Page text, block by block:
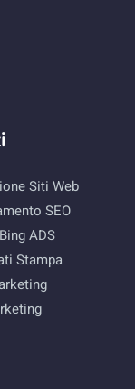
Siti Web
SEO
ADS
Stampa